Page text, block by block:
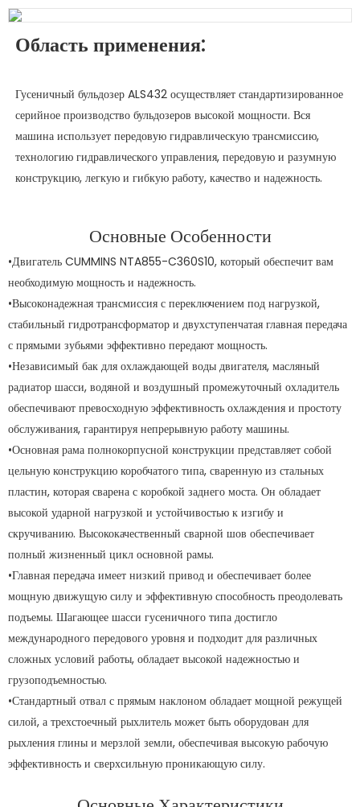
Область применения:
Гусеничный бульдозер ALS432 осуществляет стандартизированное
серийное производство бульдозеров высокой мощности. Вся
машина использует передовую гидравлическую трансмиссию,
технологию гидравлического управления, передовую и разумную
конструкцию, легкую и гибкую работу, качество и надежность.
Основные Особенности
•Двигатель CUMMINS NTA855-C360S10, который обеспечит вам
необходимую мощность и надежность.
•Высоконадежная трансмиссия с переключением под нагрузкой,
стабильный гидротрансформатор и двухступенчатая главная передача
с прямыми зубьями эффективно передают мощность.
•Независимый бак для охлаждающей воды двигателя, масляный
радиатор шасси, водяной и воздушный промежуточный охладитель
обеспечивают превосходную эффективность охлаждения и простоту
обслуживания, гарантируя непрерывную работу машины.
•Основная рама полнокорпусной конструкции представляет собой
цельную конструкцию коробчатого типа, сваренную из стальных
пластин, которая сварена с коробкой заднего моста. Он обладает
высокой ударной нагрузкой и устойчивостью к изгибу и
скручиванию. Высококачественный сварной шов обеспечивает
полный жизненный цикл основной рамы.
•Главная передача имеет низкий привод и обеспечивает более
мощную движущую силу и эффективную способность преодолевать
подъемы. Шагающее шасси гусеничного типа достигло
международного передового уровня и подходит для различных
сложных условий работы, обладает высокой надежностью и
грузоподъемностью.
•Стандартный отвал с прямым наклоном обладает мощной режущей
силой, а трехстоечный рыхлитель может быть оборудован для
рыхления глины и мерзлой земли, обеспечивая высокую рабочую
эффективность и сверхсильную проникающую силу.